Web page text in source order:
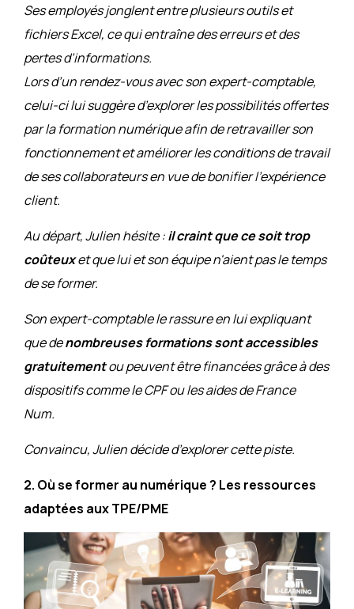
Ses employés jonglent entre plusieurs outils et
fichiers Excel, ce qui entraîne des erreurs et des
pertes d’informations.
Lors d’un rendez-vous avec son expert-comptable,
celui-ci lui suggère d’explorer les possibilités offertes
par la formation numérique afin de retravailler son
fonctionnement et améliorer les conditions de travail
de ses collaborateurs en vue de bonifier l’expérience
client.
Au départ, Julien hésite :il craint que ce soit trop
coûteuxet que lui et son équipe n'aient pas le temps
de se former.
Son expert-comptable le rassure en lui expliquant
que denombreuses formations sont accessibles
gratuitementou peuvent être financées grâce à des
dispositifs comme le CPF ou les aides de France
Num.
Convaincu, Julien décide d’explorer cette piste.
2. Où se former au numérique ? Les ressources
adaptées aux TPE/PME